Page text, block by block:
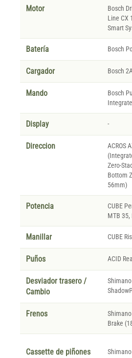
Motor
Bosch
Line CX
Smart
Batería Bosch
Cargador Bosch
Mando
Bosch
Display -
Direccion
ACROS
Zero-
Bottom
56mm)
Potencia
CUBE
MTB 35,
Manillar CUBE
Puños ACID
Desviador trasero /
Cambio
Shimano
Frenos
Brake
Cassette de piñones